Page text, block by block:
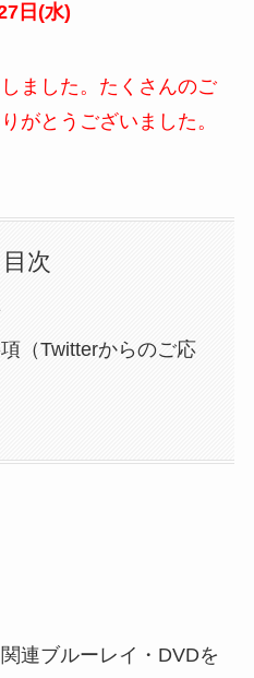
日(水)
ました。たくさんのご
がとうございました。
目次
（Twitterからのご応
連ブルーレイ・DVDを